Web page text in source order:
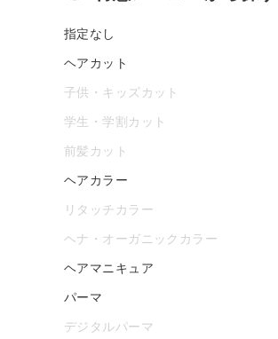
指定なし
ヘアカット
子供・キッズカット
学生・学割カット
前髪カット
ヘアカラー
リタッチカラー
ヘナ・オーガニックカラー
ヘアマニキュア
パーマ
デジタルパーマ